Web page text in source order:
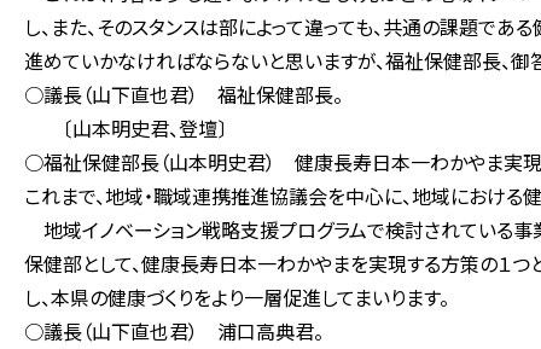
し、また、そのスタンスは部によって違っても、共通の課題で
進めていかなければならないと思いますが、福祉保健部長、御
○議長（山下直也君） 福祉保健部長。
〔山本明史君、登壇〕
○福祉保健部長（山本明史君） 健康長寿日本一わかやま実現
これまで、地域・職域連携推進協議会を中心に、地域における
地域イノベーション戦略支援プログラムで検討されている
保健部として、健康長寿日本一わかやまを実現する方策の１
し、本県の健康づくりをより一層促進してまいります。
○議長（山下直也君） 浦口高典君。